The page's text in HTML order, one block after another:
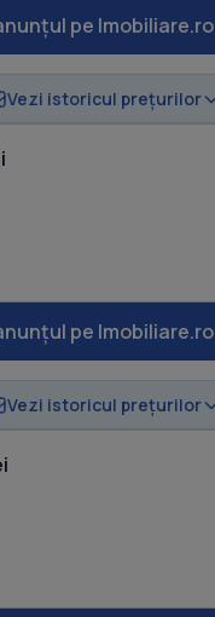
pe Imobiliare.ro
Vezi istoricul prețurilor
pe Imobiliare.ro
Vezi istoricul prețurilor